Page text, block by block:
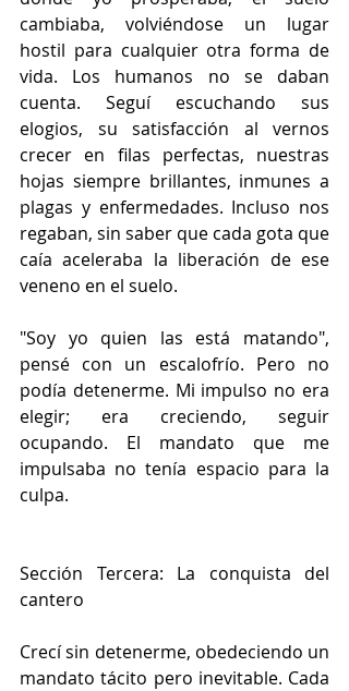
cambiaba, volviéndose un lugar
hostil para cualquier otra forma de
vida. Los humanos no se daban
cuenta. Seguí escuchando sus
elogios, su satisfacción al vernos
crecer en filas perfectas, nuestras
hojas siempre brillantes, inmunes a
plagas y enfermedades. Incluso nos
regaban, sin saber que cada gota que
caía aceleraba la liberación de ese
veneno en el suelo.
"Soy yo quien las está matando",
pensé con un escalofrío. Pero no
podía detenerme. Mi impulso no era
elegir; era creciendo, seguir
ocupando. El mandato que me
impulsaba no tenía espacio para la
culpa.
Sección Tercera: La conquista del
cantero
Crecí sin detenerme, obedeciendo un
mandato tácito pero inevitable. Cada